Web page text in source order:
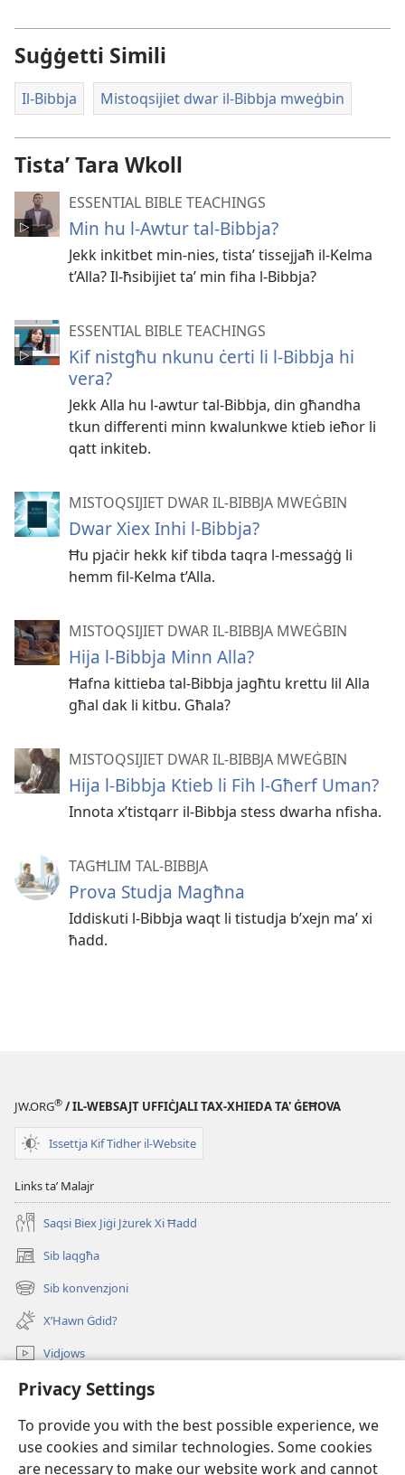
Privacy Settings
To provide you with the best possible experience, we
use cookies and similar technologies. Some cookies
are necessary to make our website work and cannot
Suġġetti Simili
Il-Bibbja Mistoqsijiet dwar il-Bibbja mweġbin
Tistaʼ Tara Wkoll
ESSENTIAL BIBLE TEACHINGS
Min hu l-Awtur tal-Bibbja?
Jekk inkitbet min-nies, tistaʼ tissejjaħ il-Kelma
t’Alla? Il-ħsibijiet taʼ min fiha l-Bibbja?
ESSENTIAL BIBLE TEACHINGS
Kif nistgħu nkunu ċerti li l-Bibbja hi
vera?
Jekk Alla hu l-awtur tal-Bibbja, din għandha
tkun differenti minn kwalunkwe ktieb ieħor li
qatt inkiteb.
MISTOQSIJIET DWAR IL-BIBBJA MWEĠBIN
Dwar Xiex Inhi l-Bibbja?
Ħu pjaċir hekk kif tibda taqra l-messaġġ li
hemm fil-Kelma t’Alla.
MISTOQSIJIET DWAR IL-BIBBJA MWEĠBIN
Hija l-Bibbja Minn Alla?
Ħafna kittieba tal-Bibbja jagħtu krettu lil Alla
għal dak li kitbu. Għala?
MISTOQSIJIET DWAR IL-BIBBJA MWEĠBIN
Hija l-Bibbja Ktieb li Fih l-Għerf Uman?
Innota x’tistqarr il-Bibbja stess dwarha nfisha.
TAGĦLIM TAL-BIBBJA
Prova Studja Magħna
Iddiskuti l-Bibbja waqt li tistudja b’xejn maʼ xi
ħadd.
JW.ORG® / IL-WEBSAJT UFFIĊJALI TAX-XHIEDA TA' ĠEĦOVA
Issettja Kif Tidher il-Website
Links taʼ Malajr
Saqsi Biex Jiġi Jżurek Xi Ħadd
Sib laqgħa
(opens
new
window)
Sib konvenzjoni
(opens
new
window)
X’Hawn Ġdid?
Vidjows
Fittex f’JW.ORG
Donazzjonijiet
(opens
new